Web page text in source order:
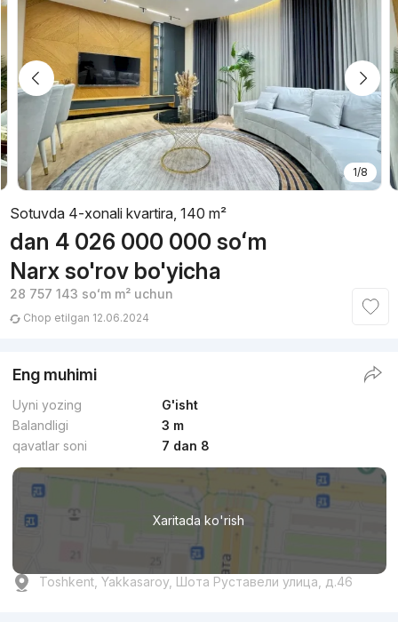
1/8
Sotuvda 4-xonali kvartira, 140 m²
dan 4 026 000 000 soʻm
Narx so'rov bo'yicha
28 757 143 soʻmm² uchun
Chop etilgan 12.06.2024
Eng muhimi
Uyni yozing
G'isht
Balandligi
3 m
qavatlar soni
7 dan 8
Xaritada ko'rish
Toshkent, Yakkasaroy, Шота Руставели улица, д.46